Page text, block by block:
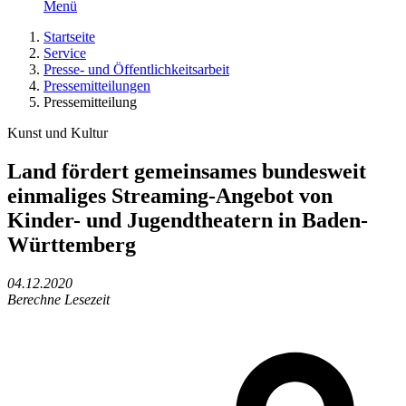
Menü
Startseite
Service
Presse- und Öffentlichkeitsarbeit
Pressemitteilungen
Pressemitteilung
Kunst und Kultur
Land fördert gemeinsames bundesweit
einmaliges Streaming-Angebot von
Kinder- und Jugendtheatern in Baden-
Württemberg
04.12.2020
Berechne Lesezeit